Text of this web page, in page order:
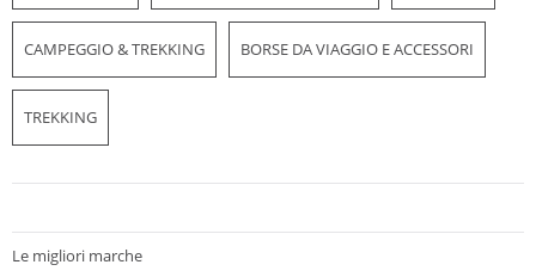
CAMPEGGIO & TREKKING BORSE DA VIAGGIO E ACCESSORI
TREKKING
Le migliori marche